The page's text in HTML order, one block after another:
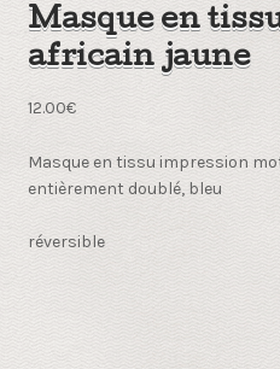
Masque en
africain jaune
12.00€
Masque en tissu impression
entièrement doublé, bleu
réversible